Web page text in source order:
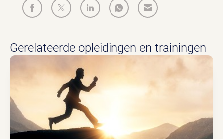
Gerelateerde opleidingen en trainingen